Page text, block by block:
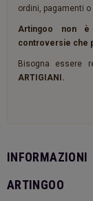
ordini, pagamenti
Artingoo non è
controversie che
Bisogna essere
ARTIGIANI.
INFORMAZIONI
ARTINGOO